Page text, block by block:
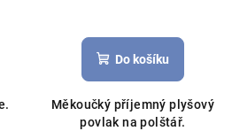
Do košíku
Měkoučký příjemný plyšový
povlak na polštář.